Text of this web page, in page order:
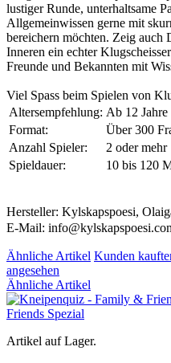
lustiger Runde, unterhaltsame
Allgemeinwissen gerne mit
bereichern möchten. Zeig auch
Inneren ein echter
Freunde und Bekannten mit
Viel Spass beim Spielen von
Altersempfehlung: Ab 12 Jahre
Format:
Über 300
Anzahl Spieler:
2 oder mehr
Spieldauer:
10 bis 120
Hersteller: Kylskapspoesi,
E-Mail:
Ähnliche Artikel Kunden
angesehen
Ähnliche Artikel
Friends Spezial
Artikel auf Lager.